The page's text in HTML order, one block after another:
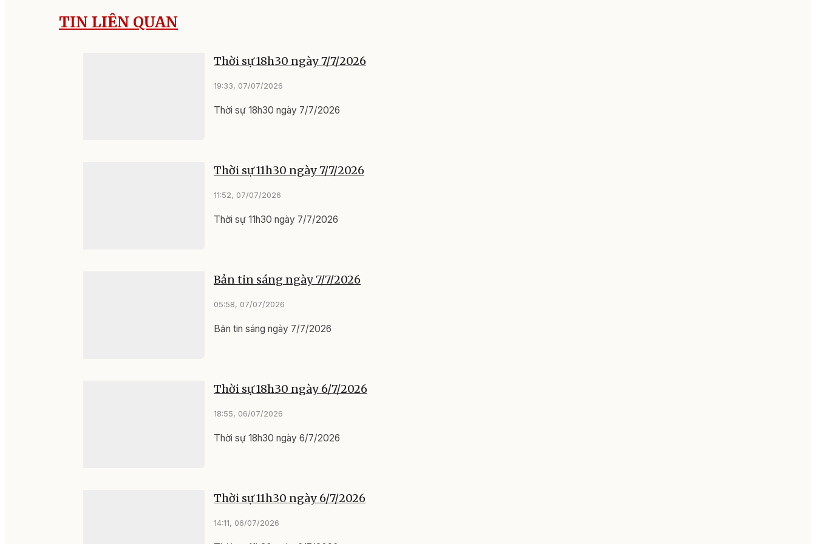
TIN LIÊN QUAN
Thời sự 18h30 ngày 7/7/2026
19:33, 07/07/2026
Thời sự 18h30 ngày 7/7/2026
Thời sự 11h30 ngày 7/7/2026
11:52, 07/07/2026
Thời sự 11h30 ngày 7/7/2026
Bản tin sáng ngày 7/7/2026
05:58, 07/07/2026
Bản tin sáng ngày 7/7/2026
Thời sự 18h30 ngày 6/7/2026
18:55, 06/07/2026
Thời sự 18h30 ngày 6/7/2026
Thời sự 11h30 ngày 6/7/2026
14:11, 06/07/2026